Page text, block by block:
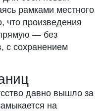
рамками местного
что произведения
— без
с сохранением
давно вышло за
на